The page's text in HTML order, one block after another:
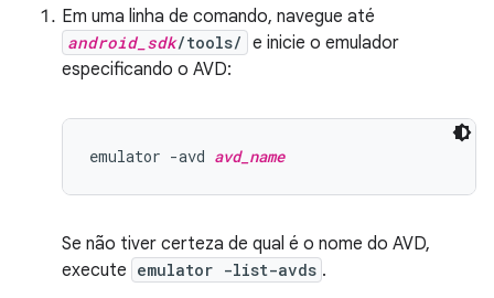
Em uma linha de comando, navegue até
android_sdk/tools/ e inicie o emulador
especificando o AVD:
emulator -avd avd_name
Se não tiver certeza de qual é o nome do AVD,
execute emulator -list-avds .